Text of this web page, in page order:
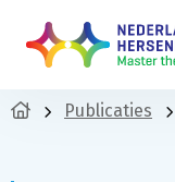
Publicaties